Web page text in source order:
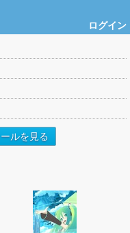
ログイン
ルを見る